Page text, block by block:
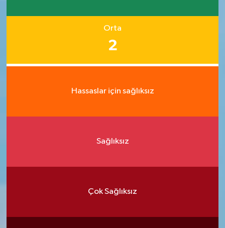
Orta
2
Hassaslar için sağlıksız
Sağlıksız
Çok Sağlıksız